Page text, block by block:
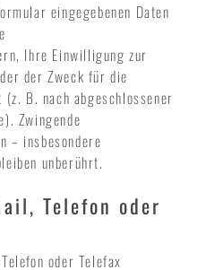
eingegebenen Daten
Ihre Einwilligung zur
der Zweck für die
B. nach abgeschlossener
Zwingende
– insbesondere
unberührt.
Telefon oder
oder Telefax